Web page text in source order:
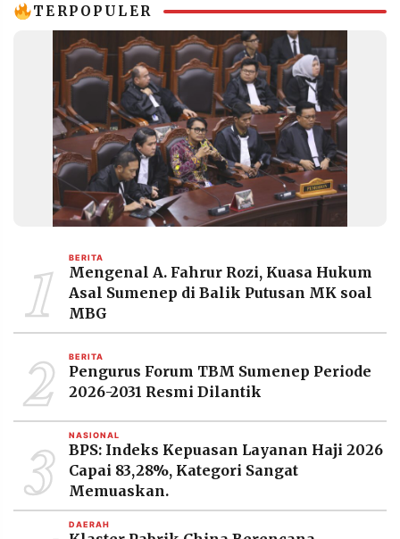
TERPOPULER
1 BERITA
Mengenal A. Fahrur Rozi, Kuasa Hukum
Asal Sumenep di Balik Putusan MK soal
MBG
2 BERITA
Pengurus Forum TBM Sumenep Periode
2026-2031 Resmi Dilantik
3 NASIONAL
BPS: Indeks Kepuasan Layanan Haji 2026
Capai 83,28%, Kategori Sangat
Memuaskan.
DAERAH